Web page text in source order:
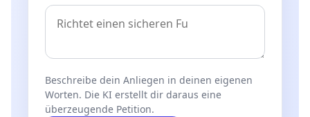
Beschreibe dein Anliegen in deinen eigenen
Worten. Die KI erstellt dir daraus eine
überzeugende Petition.